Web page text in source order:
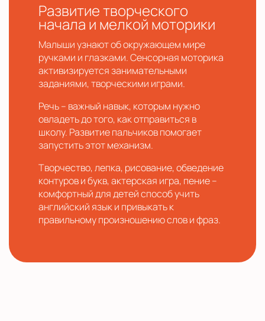
Развитие творческого
начала и мелкой моторики
Малыши узнают об окружающем мире
ручками и глазками. Сенсорная моторика
активизируется занимательными
заданиями, творческими играми.
Речь – важный навык, которым нужно
овладеть до того, как отправиться в
школу. Развитие пальчиков помогает
запустить этот механизм.
Творчество, лепка, рисование, обведение
контуров и букв, актерская игра, пение –
комфортный для детей способ учить
английский язык и привыкать к
правильному произношению слов и фраз.